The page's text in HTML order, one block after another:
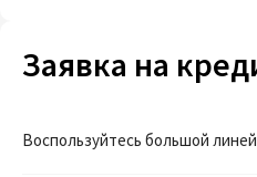
Заявка на
Воспользуйтесь большой